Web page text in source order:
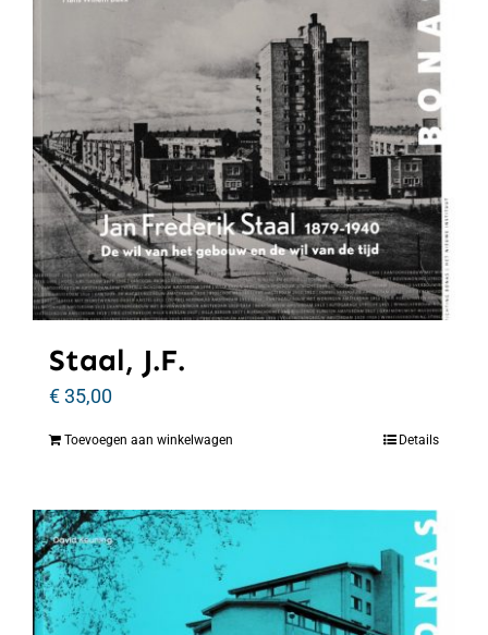
Staal, J.F.
€35,00
Toevoegen aan winkelwagen Details